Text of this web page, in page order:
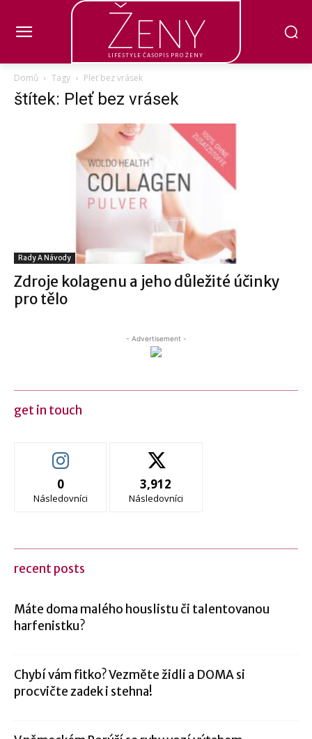
Ženy
LIFESTYLE ČASOPIS PRO ŽENY
Domů Tagy Pleť bez vrásek
štítek: Pleť bez vrásek
Rady A Návody
Zdroje kolagenu a jeho důležité účinky
pro tělo
- Advertisement -
get in touch
0
Následovníci
3,912
Následovníci
recent posts
Máte doma malého houslistu či talentovanou
harfenistku?
Chybí vám fitko? Vezměte židli a DOMA si
procvičte zadek i stehna!